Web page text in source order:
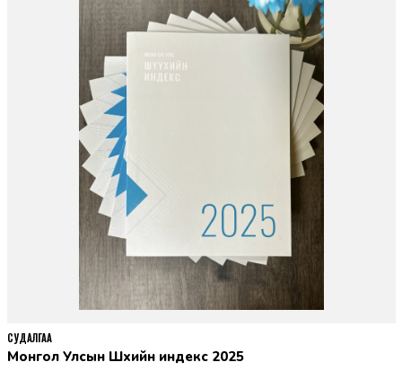
Монгол Улсын Шүүхийн индекс 2025
СУДАЛГАА